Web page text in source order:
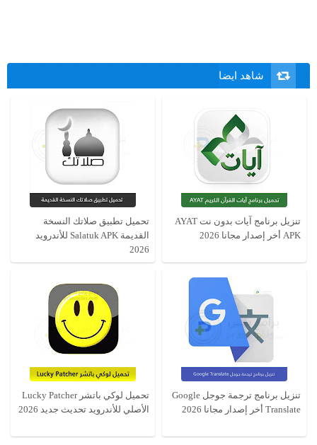
شاهد ايضا
تنزيل برنامج آيات بدون نت AYAT
APK أخر إصدار مجانا 2026
تحميل تطبيق صلاتك النسخة
القديمة Salatuk APK للأندرويد
2026
تنزيل برنامج ترجمة جوجل Google
Translate أخر إصدار مجانا 2026
تحميل لوكي باتشر Lucky Patcher
الأصلي للأندرويد تحديث جديد 2026